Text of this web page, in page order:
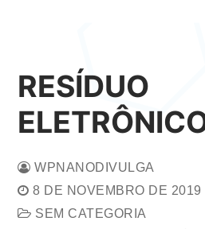
RESÍDUO
WPNANODIVULGA
8 DE NOVEMBRO DE 2019
SEM CATEGORIA